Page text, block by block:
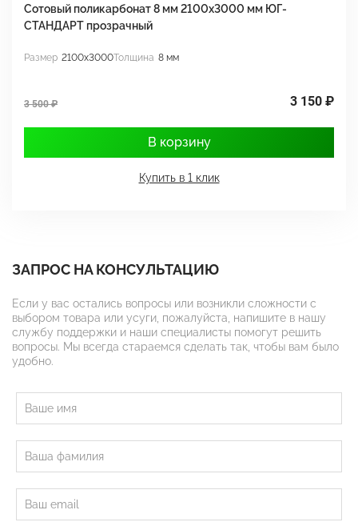
Сотовый поликарбонат 8 мм 2100х3000 мм ЮГ-
СТАНДАРТ прозрачный
Размер 2100x3000Толщина 8 мм
3 500 ₽ 3 150 ₽
В корзину
Купить в 1 клик
ЗАПРОС НА КОНСУЛЬТАЦИЮ
Если у вас остались вопросы или возникли сложности с
выбором товара или усуги, пожалуйста, напишите в нашу
службу поддержки и наши специалисты помогут решить
вопросы. Мы всегда стараемся сделать так, чтобы вам было
удобно.